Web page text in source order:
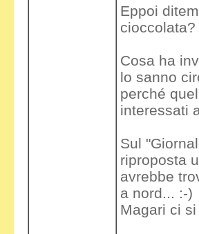
Eppoi
Cosa ha
lo sanno
perché
interessati
Sul
riproposta
avrebbe
a nord... :-)
Magari ci